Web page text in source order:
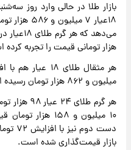
۱۸عیار ۷
هزار تومانی قیمت را تجربه
میلیون و ۸۶۲ هزار تومان رسیده است.
هر گرم
۱۰ میلیون و
بازار قیمت‌گذاری شده است.